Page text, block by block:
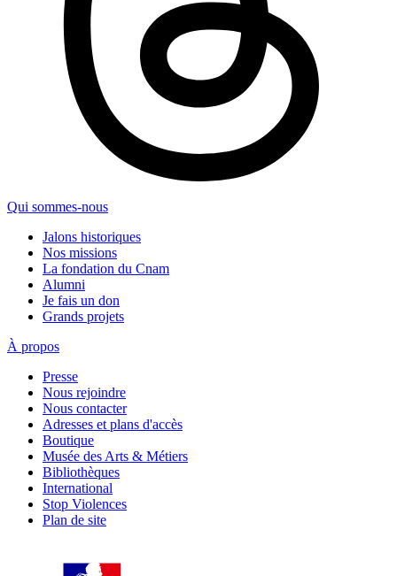
Qui sommes-nous
Jalons historiques
Nos missions
La fondation du Cnam
Alumni
Je fais un don
Grands projets
À propos
Presse
Nous rejoindre
Nous contacter
Adresses et plans d'accès
Boutique
Musée des Arts & Métiers
Bibliothèques
International
Stop Violences
Plan de site